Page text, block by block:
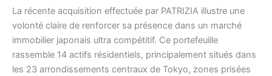
La récente acquisition effectuée par PATRIZIA illustre une
volonté claire de renforcer sa présence dans un marché
immobilier japonais ultra compétitif. Ce portefeuille
rassemble 14 actifs résidentiels, principalement situés dans
les 23 arrondissements centraux de Tokyo, zones prisées